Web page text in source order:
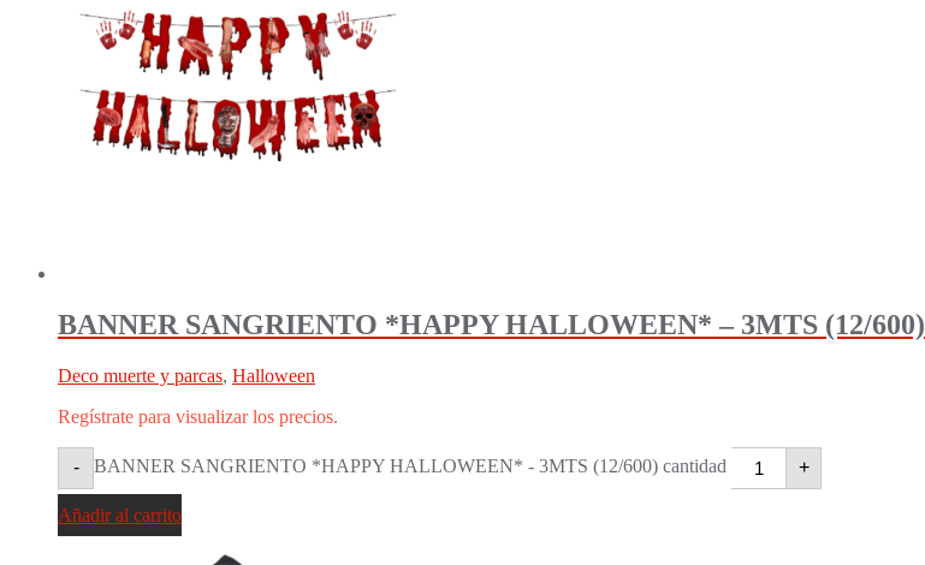
BANNER SANGRIENTO *HAPPY HALLOWEEN* – 3MTS (12/600)
Deco muerte y parcas, Halloween
Regístrate para visualizar los precios.
- BANNER SANGRIENTO *HAPPY HALLOWEEN* - 3MTS (12/600) cantidad +
Añadir al carrito